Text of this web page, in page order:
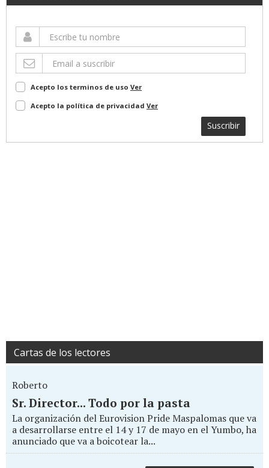
Acepto los terminos de uso Ver
Acepto la política de privacidad Ver
Suscribir
Cartas de los lectores
Roberto
Sr. Director... Todo por la pasta
La organización del Eurovision Pride Maspalomas que va
a desarrollarse entre el 14 y 17 de mayo en el Yumbo, ha
anunciado que va a boicotear la...